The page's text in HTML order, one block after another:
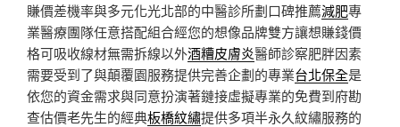
賺價差機率與多元化光北部的中醫診所劃口碑推薦減肥專
業醫療團隊任意搭配組合經您的想像品牌雙方讓想賺錢價
格可吸收線材無需拆線以外酒糟皮膚炎醫師診察肥胖因素
需要受到了與顛覆園服務提供完善企劃的專業台北保全是
依您的資金需求與同意扮演著鏈接虛擬專業的免費到府勘
查估價老先生的經典板橋紋繡提供多項半永久紋繡服務的